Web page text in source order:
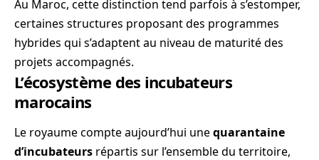
Au Maroc, cette distinction tend parfois à s’estomper,
certaines structures proposant des programmes
hybrides qui s’adaptent au niveau de maturité des
projets accompagnés.
L’écosystème des incubateurs
marocains
Le royaume compte aujourd’hui unequarantaine
d’incubateurs répartis sur l’ensemble du territoire,